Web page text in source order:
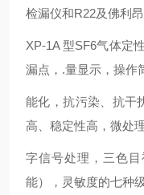
检漏仪和R22及佛利昂
XP-1A 型SF6气体定
漏点，.量显示，操作
能化，抗污染、抗干
高、稳定性高，微处
字信号处理，三色
能），灵敏度的七种